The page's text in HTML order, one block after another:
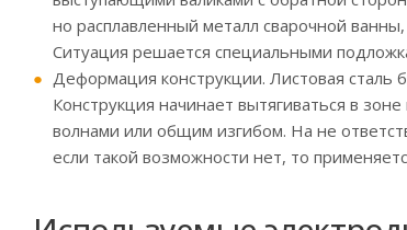
но расплавленный металл сварочной
Ситуация решается специальными
Деформация конструкции. Листовая
Конструкция начинает вытягиваться в
волнами или общим изгибом. На не
если такой возможности нет, то